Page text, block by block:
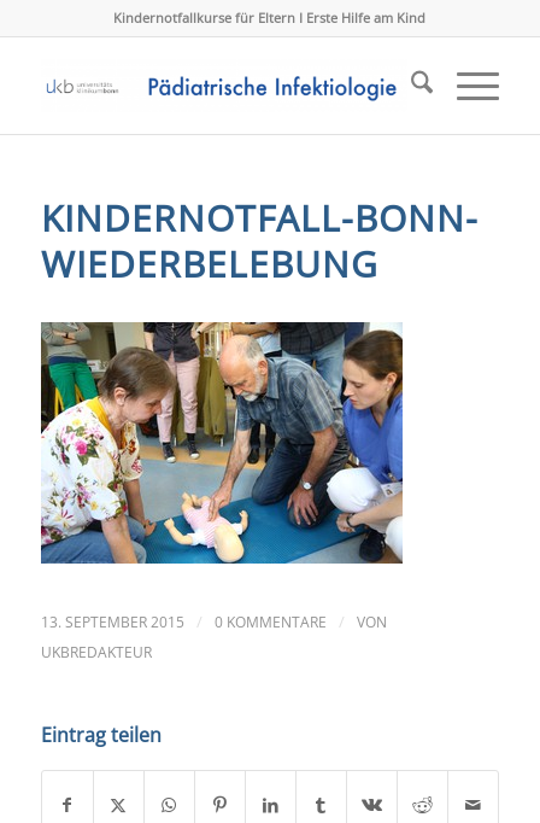
Kindernotfallkurse für Eltern I Erste Hilfe am Kind
KINDERNOTFALL-BONN-
WIEDERBELEBUNG
13. SEPTEMBER 2015 / 0 KOMMENTARE /
VON
UKBREDAKTEUR
Eintrag teilen